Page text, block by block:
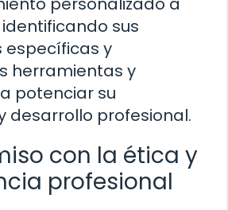
sus
específicas y
herramientas y
potenciar su
desarrollo profesional.
con la ética y
profesional